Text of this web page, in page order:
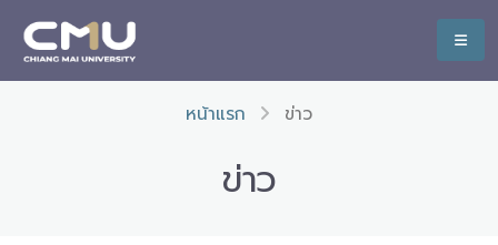
หน้าแรก ข่าว
ข่าว